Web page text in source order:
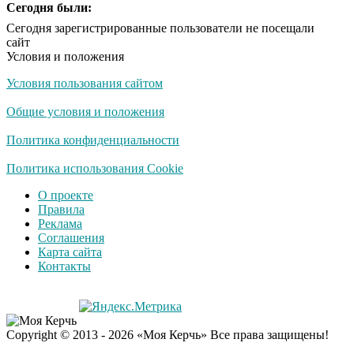
Сегодня были:
Сегодня зарегистрированные пользователи не посещали
сайт
Условия и положения
Условия пользования сайтом
Общие условия и положения
Политика конфиденциальности
Политика использования Cookie
О проекте
Правила
Реклама
Соглашения
Карта сайта
Контакты
Copyright © 2013 - 2026 «Моя Керчь» Все права защищены!